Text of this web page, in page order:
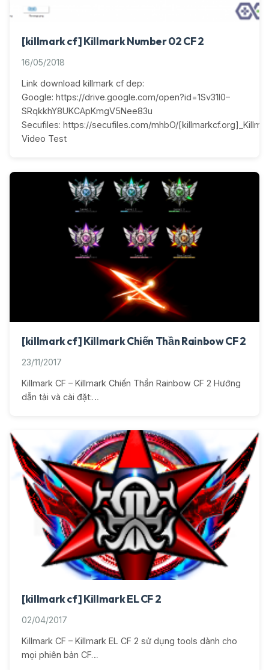
[killmark cf] Killmark Number 02 CF 2
16/05/2018
Link download killmark cf dep:
Google: https://drive.google.com/open?id=1Sv31l0–
SRqkkhY8UKCApKmgV5Nee83u
Secufiles: https://secufiles.com/mhbO/
Video Test
[killmark cf] Killmark Chiến Thần Rainbow CF 2
23/11/2017
Killmark CF – Killmark Chiến Thần Rainbow CF 2 Hướng
dẫn tải và cài đặt:…
[killmark cf] Killmark EL CF 2
02/04/2017
Killmark CF – Killmark EL CF 2 sử dụng tools dành cho
mọi phiên bản CF…